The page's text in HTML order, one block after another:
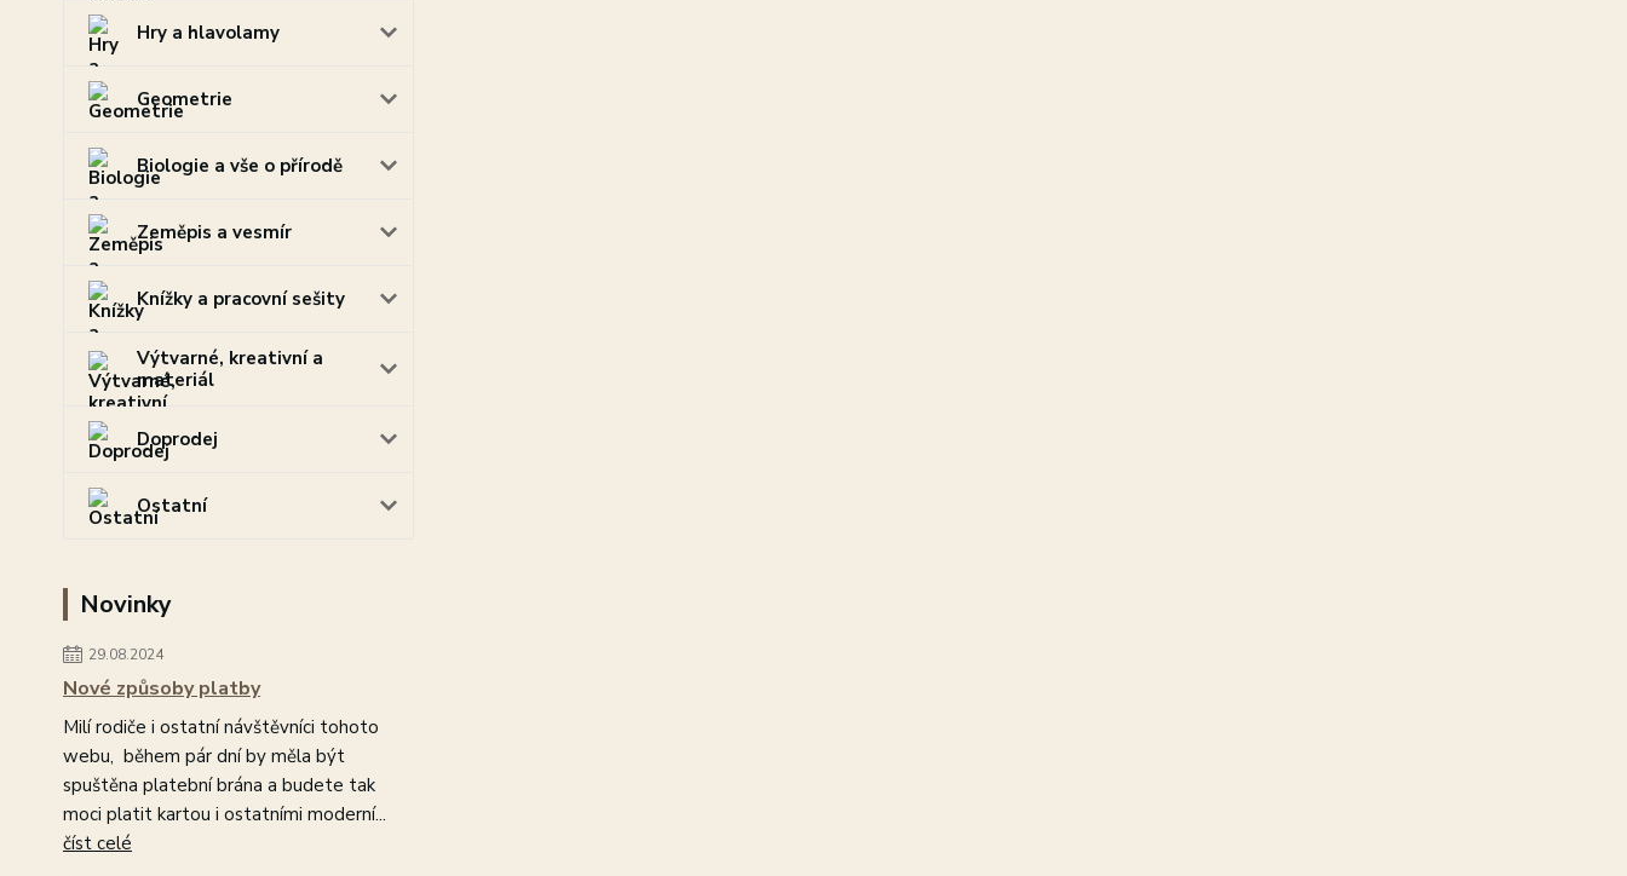
Hry a hlavolamy
Geometrie
Biologie a vše o přírodě
Zeměpis a vesmír
Knížky a pracovní sešity
Výtvarné, kreativní a
materiál
Doprodej
Ostatní
Novinky
29.08.2024
Nové způsoby platby
Milí rodiče i ostatní návštěvníci tohoto
webu, během pár dní by měla být
spuštěna platební brána a budete tak
moci platit kartou i ostatními moderní...
číst celé